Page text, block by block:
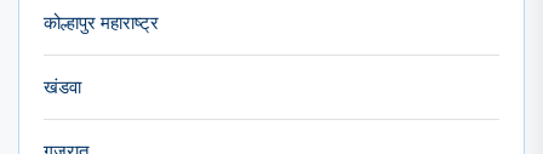
कोल्हापुर महाराष्ट्र
खंडवा